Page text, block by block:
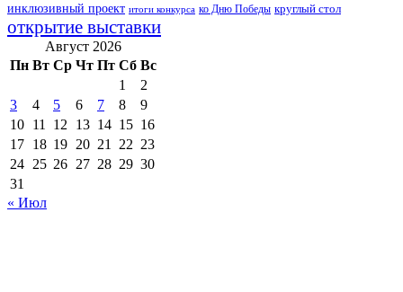
инклюзивный проект итоги конкурса ко Дню Победы круглый стол
открытие выставки
Август 2026
Пн Вт Ср Чт Пт Сб Вс
1
2
3
4 5 6 7 8
9
10 11 12 13 14 15 16
17 18 19 20 21 22 23
24 25 26 27 28 29 30
31
« Июл